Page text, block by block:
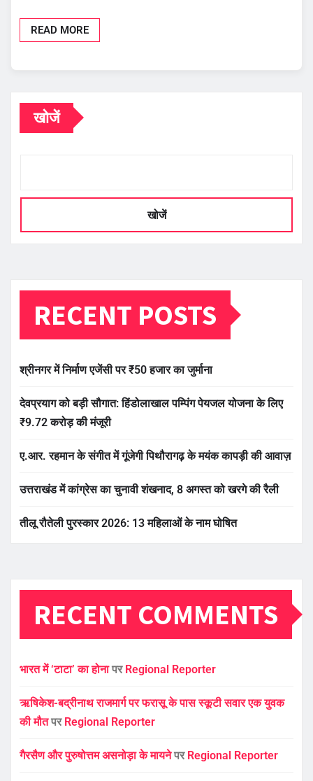
READ MORE
खोजें
खोजें
RECENT POSTS
श्रीनगर में निर्माण एजेंसी पर ₹50 हजार का जुर्माना
देवप्रयाग को बड़ी सौगात: हिंडोलाखाल पम्पिंग पेयजल योजना के लिए
₹9.72 करोड़ की मंजूरी
ए.आर. रहमान के संगीत में गूंजेगी पिथौरागढ़ के मयंक कापड़ी की आवाज़
उत्तराखंड में कांग्रेस का चुनावी शंखनाद, 8 अगस्त को खरगे की रैली
तीलू रौतेली पुरस्कार 2026: 13 महिलाओं के नाम घोषित
RECENT COMMENTS
भारत में ‘टाटा’ का होनापर Regional Reporter
ऋषिकेश-बद्रीनाथ राजमार्ग पर फरासू के पास स्कूटी सवार एक युवक
की मौतपर Regional Reporter
गैरसैण और पुरुषोत्तम असनोड़ा के मायनेपर Regional Reporter